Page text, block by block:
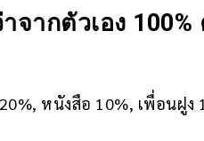
จากตัวเอง
หนังสือ 10%, เพื่อนฝูง